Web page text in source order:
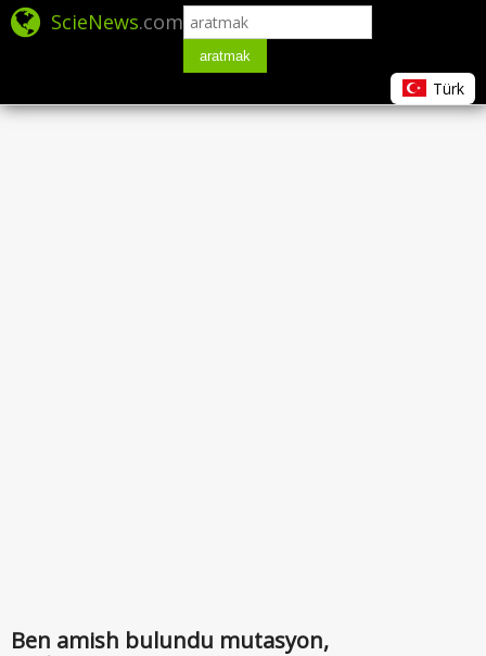
ScieNews.com
aratmak
Türk
Ben amish bulundu mutasyon,